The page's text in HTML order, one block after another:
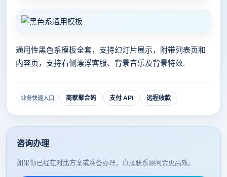
通用性黑色系模板全套，支持幻灯片展示，附带列表页和
内容页，支持右侧漂浮客服、背景音乐及背景特效.
业务快速入口 商家聚合码 支付 API 远程收款
咨询办理
如果你已经在对比方案或准备办理，直接联系顾问会更高效。